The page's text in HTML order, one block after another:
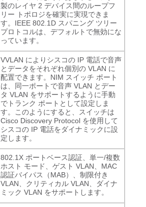
製のレイヤ 2 デバイス間のループフ
リー トポロジを確実に実現できま
す。IEEE 802.1D スパニング ツリー
プロトコルは、デフォルトで無効にな
っています。
VVLAN によりシスコの IP 電話で音声
とデータをそれぞれ個別の VLAN に
配置できます。NIM スイッチ ポート
は、同一ポートで音声 VLAN とデー
タ VLAN をサポートするように手動
でトランク ポートとして設定しま
す。このようにすると、スイッチは
Cisco Discovery Protocol を使用して
シスコの IP 電話をダイナミックに設
定します。
802.1X ポートベース認証、単一/複数
ホスト モード、ゲスト VLAN、MAC
認証バイパス（MAB）、制限付き
VLAN、クリティカル VLAN、ダイナ
ミック VLAN をサポートします。